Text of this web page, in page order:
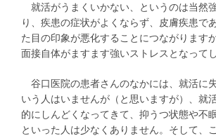
就活がうまくいかない、というのは当然
り、疾患の症状がよくならず、皮膚疾患で
た目の印象が悪化することにつながります
面接自体がますます強いストレスとなって
谷口医院の患者さんのなかには、就活に
いう人はいませんが（と思いますが）、就
的にしんどくなってきて、抑うつ状態や不
といった人は少なくありません。そして、